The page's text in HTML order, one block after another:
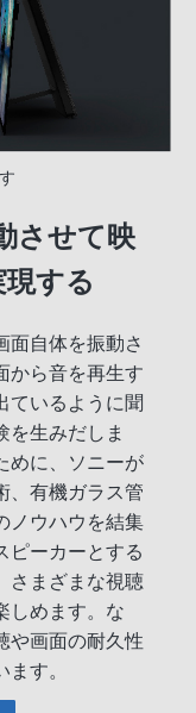
させて映
する
面自体を振動さ
から音を再生す
ているように聞
を生みだしま
めに、ソニーが
、有機ガラス管
ノウハウを結集
ピーカーとする
さまざまな視聴
しめます。な
や画面の耐久性
す。